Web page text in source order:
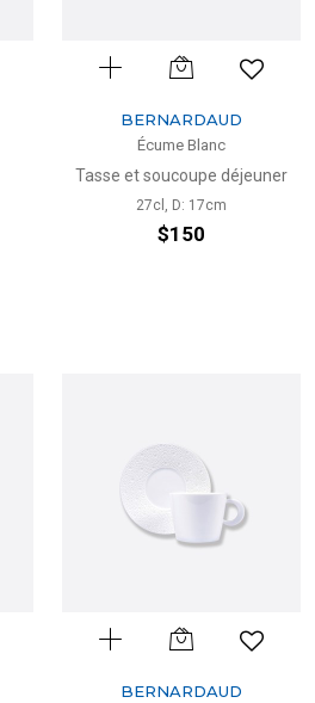
BERNARDAUD
Écume Blanc
Tasse et soucoupe déjeuner
27cl, D: 17cm
$150
BERNARDAUD